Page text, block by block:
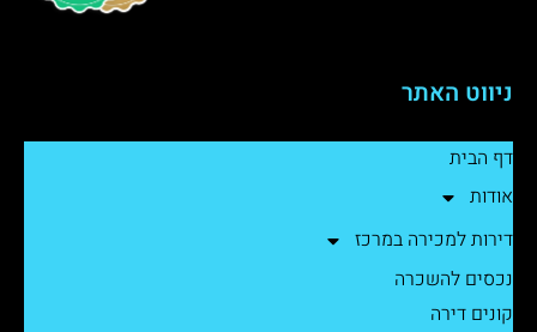
ניווט האתר
דף הבית
אודות
דירות למכירה במרכז
נכסים להשכרה
קונים דירה